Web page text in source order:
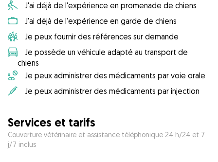
J'ai déjà de l'expérience en promenade de chiens
J'ai déjà de l'expérience en garde de chiens
Je peux fournir des références sur demande
Je possède un véhicule adapté au transport de
chiens
Je peux administrer des médicaments par voie orale
Je peux administrer des médicaments par injection
Services et tarifs
Couverture vétérinaire et assistance téléphonique 24 h/24 et 7
j/7 inclus